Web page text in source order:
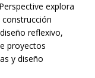
explora
reflexivo,
proyectos
y diseño